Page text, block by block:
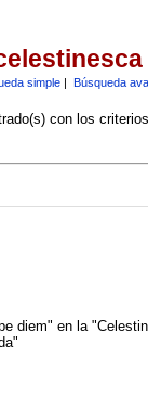
simple| Búsqueda
con los
diem" en la